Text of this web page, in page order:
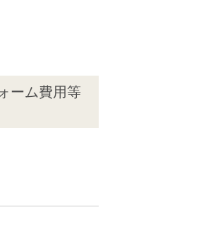
ーム費用等